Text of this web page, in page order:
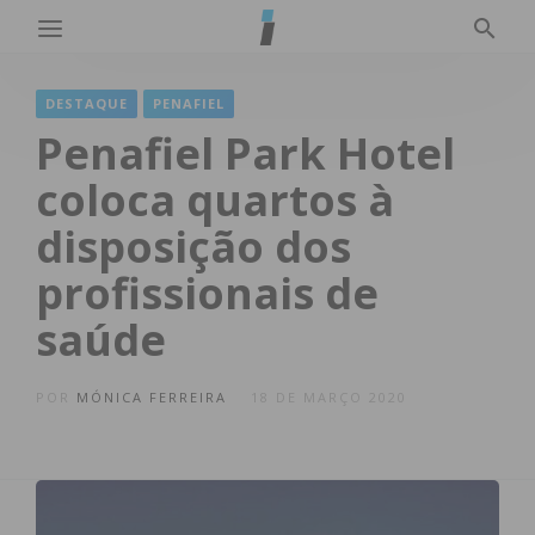
DESTAQUE PENAFIEL
Penafiel Park Hotel
coloca quartos à
disposição dos
profissionais de
saúde
MÓNICA FERREIRA 18 DE MARÇO 2020